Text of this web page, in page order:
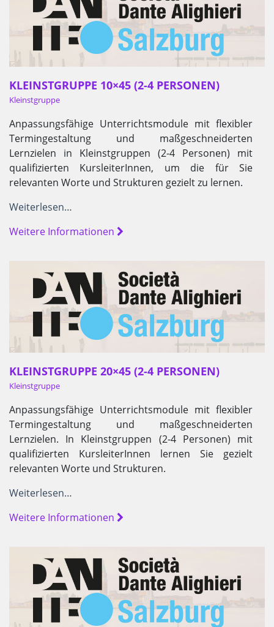
KLEINSTGRUPPE 10×45 (2-4 PERSONEN)
Kleinstgruppe
Anpassungsfähige Unterrichtsmodule mit flexibler
Termingestaltung und maßgeschneiderten
Lernzielen in Kleinstgruppen (2-4 Personen) mit
qualifizierten KursleiterInnen, um die für Sie
relevanten Worte und Strukturen gezielt zu lernen.
Weiterlesen…
Weitere Informationen
KLEINSTGRUPPE 20×45 (2-4 PERSONEN)
Kleinstgruppe
Anpassungsfähige Unterrichtsmodule mit flexibler
Termingestaltung und maßgeschneiderten
Lernzielen. In Kleinstgruppen (2-4 Personen) mit
qualifizierten KursleiterInnen lernen Sie gezielt
relevanten Worte und Strukturen.
Weiterlesen…
Weitere Informationen